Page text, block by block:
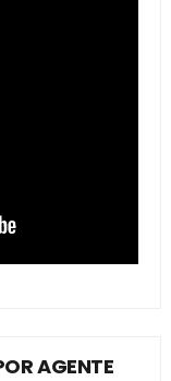
AGENTE